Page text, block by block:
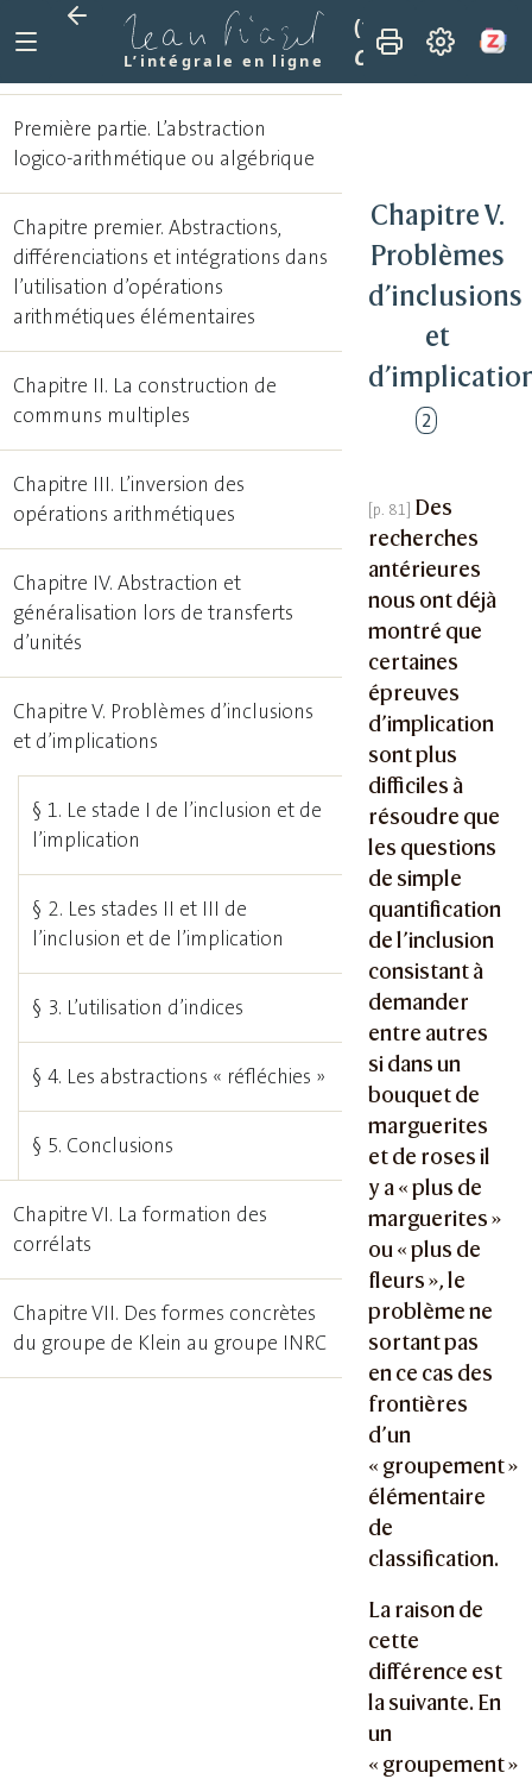
L’intégrale en ligne
(1977)
Chapitre V.
Chapitre V.
Problèmes
d’inclusions
et
2
Des
recherches
antérieures
nous ont déjà
montré que
certaines
épreuves
d’implication
sont plus
difficiles à
résoudre que
les questions
de simple
quantification
de l’inclusion
consistant à
demander
entre autres
si dans un
bouquet de
marguerites
et de roses il
y a « plus de
marguerites »
ou « plus de
fleurs », le
problème ne
sortant pas
en ce cas des
frontières
d’un
« groupement »
élémentaire
de
classification.
La raison de
cette
différence est
la suivante. En
un
« groupement »
Première partie. L’abstraction
logico-arithmétique ou algébrique
Chapitre premier. Abstractions,
différenciations et intégrations dans
l’utilisation d’opérations
arithmétiques élémentaires
Chapitre II. La construction de
communs multiples
Chapitre III. L’inversion des
opérations arithmétiques
Chapitre IV. Abstraction et
généralisation lors de transferts
d’unités
Chapitre V. Problèmes d’inclusions
et d’implications
§ 1. Le stade I de l’inclusion et de
l’implication
§ 2. Les stades II et III de
l’inclusion et de l’implication
§ 3. L’utilisation d’indices
§ 4. Les abstractions « réfléchies »
§ 5. Conclusions
Chapitre VI. La formation des
corrélats
Chapitre VII. Des formes concrètes
du groupe de Klein au groupe INRC